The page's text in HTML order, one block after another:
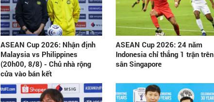
ASEAN Cup 2026: Nhận định
Malaysia vs Philippines
(20h00, 8/8) - Chủ nhà rộng
cửa vào bán kết
ASEAN Cup 2026: 24 năm
Indonesia chỉ thắng 1 trận trên
sân Singapore